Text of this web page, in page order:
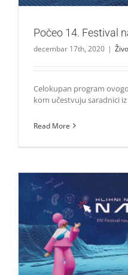
Počeo 14. Festival
decembar 17th, 2020 |
Celokupan program
kom učestvuju saradnici iz
Read More
Video serijali